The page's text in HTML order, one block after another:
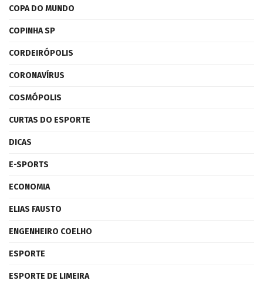
COPA DO MUNDO
COPINHA SP
CORDEIRÓPOLIS
CORONAVÍRUS
COSMÓPOLIS
CURTAS DO ESPORTE
DICAS
E-SPORTS
ECONOMIA
ELIAS FAUSTO
ENGENHEIRO COELHO
ESPORTE
ESPORTE DE LIMEIRA